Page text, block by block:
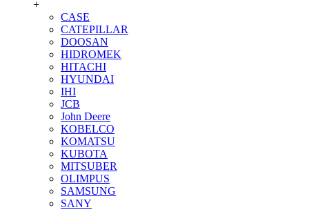
+
CASE
CATEPILLAR
DOOSAN
HIDROMEK
HITACHI
HYUNDAI
IHI
JCB
John Deere
KOBELCO
KOMATSU
KUBOTA
MITSUBER
OLIMPUS
SAMSUNG
SANY